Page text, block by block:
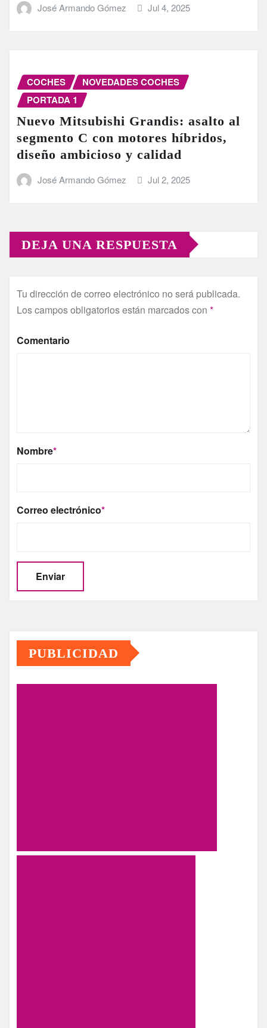
José Armando Gómez Jul 4, 2025
COCHES
NOVEDADES COCHES
PORTADA 1
Nuevo Mitsubishi Grandis: asalto al
segmento C con motores híbridos,
diseño ambicioso y calidad
José Armando Gómez Jul 2, 2025
DEJA UNA RESPUESTA
Tu dirección de correo electrónico no será publicada.
Los campos obligatorios están marcados con *
Comentario
Nombre*
Correo electrónico*
PUBLICIDAD